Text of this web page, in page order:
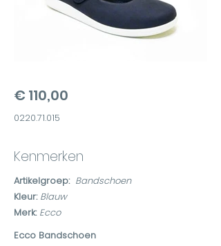
€ 110,00
0220.71.015
Kenmerken
Artikelgroep: Bandschoen
Kleur: Blauw
Merk:Ecco
Ecco Bandschoen